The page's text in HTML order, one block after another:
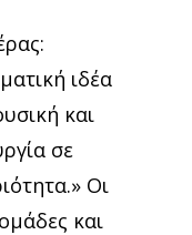
ιδέα
και
σε
Οι
και